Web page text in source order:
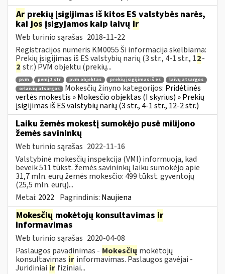
Ar prekių įsigijimas iš kitos ES valstybės narės,
kai jos įsigyjamos kaip laivų ir
Web turinio sąrašas 2018-11-22
Registracijos numeris KM0055 Ši informacija skelbiama:
Prekių įsigijimas iš ES valstybių narių (3 str., 4-1 str., 12-
2 str.) PVM objektu (prekių...
pvm pvmį 3 str pvm objektas prekių įsigijimas iš es
laivų atsargos
orlaivių atsargos
Mokesčių žinyno kategorijos: Pridėtinės
vertės mokestis » Mokesčio objektas (I skyrius) » Prekių
įsigijimas iš ES valstybių narių (3 str., 4-1 str., 12-2 str.)
Laiku žemės mokestį sumokėjo pusė milijono
žemės savininkų
Web turinio sąrašas 2022-11-16
Valstybinė mokesčių inspekcija (VMI) informuoja, kad
beveik 511 tūkst. žemės savininkų laiku sumokėjo apie
31,7 mln. eurų žemės mokesčio: 499 tūkst. gyventojų
(25,5 mln. eurų)...
Metai: 2022 Pagrindinis: Naujiena
Mokesčių mokėtojų konsultavimas ir
informavimas
Web turinio sąrašas 2020-04-08
Paslaugos pavadinimas - Mokesčių mokėtojų
konsultavimas ir informavimas. Paslaugos gavėjai -
Juridiniai ir fiziniai...